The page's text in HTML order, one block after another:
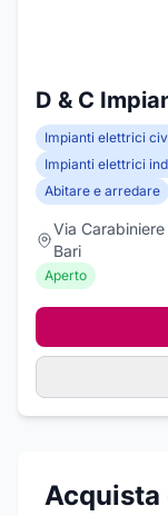
D & C
Impianti elettrici
Impianti elettrici
Abitare e arredare
Via
Bari
Aperto
Acquista